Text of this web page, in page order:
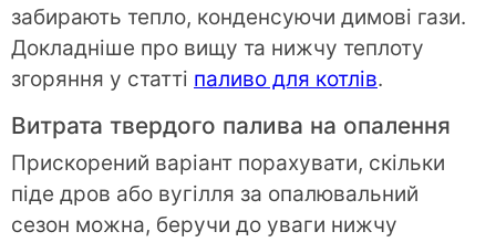
забирають тепло, конденсуючи димові гази.
Докладніше про вищу та нижчу теплоту
згоряння у статті паливо для котлів.
Витрата твердого палива на опалення
Прискорений варіант порахувати, скільки
піде дров або вугілля за опалювальний
сезон можна, беручи до уваги нижчу